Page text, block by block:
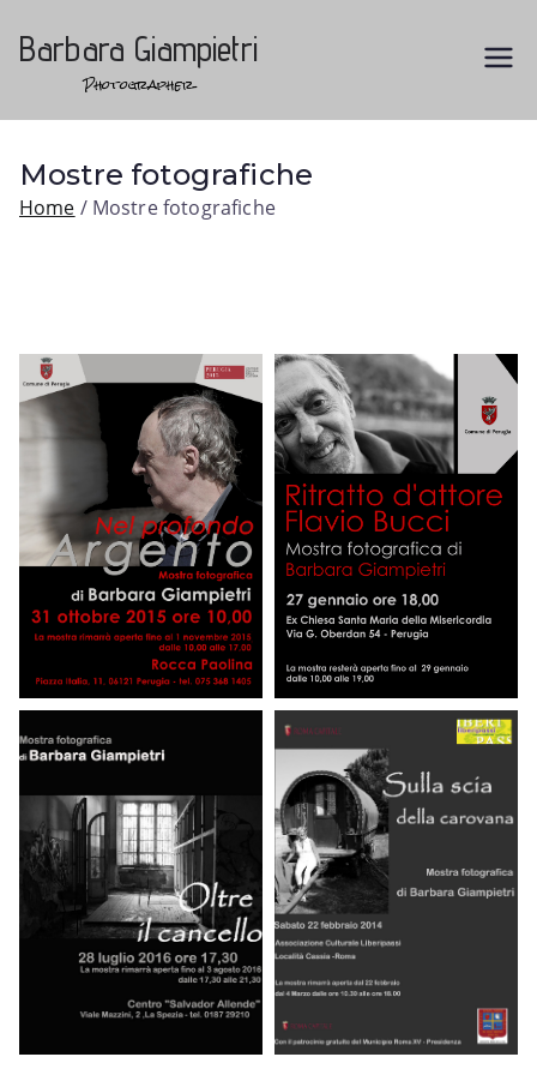
contenuto
Barbara Giampietri
Photographer
Mostre fotografiche
Home Mostre fotografiche